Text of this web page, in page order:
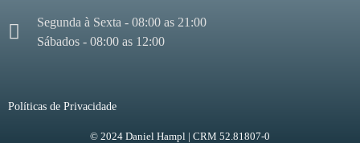
Segunda à Sexta - 08:00 as 21:00
Sábados - 08:00 as 12:00
Políticas de Privacidade
© 2024 Daniel Hampl | CRM 52.81807-0